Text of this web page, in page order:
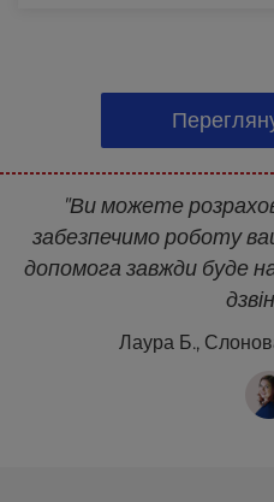
"Ви можете
забезпечимо роботу
допомога завжди буде
Лаура Б.,